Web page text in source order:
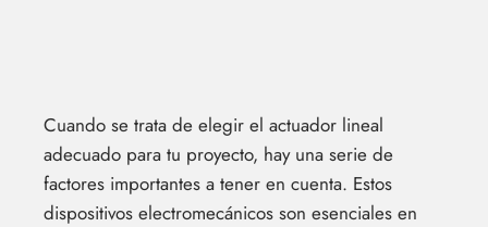
Cuando se trata de elegir el actuador lineal
adecuado para tu proyecto, hay una serie de
factores importantes a tener en cuenta. Estos
dispositivos electromecánicos son esenciales en